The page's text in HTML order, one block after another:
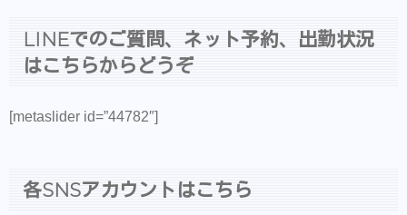
LINEでのご質問、ネット予約、出勤状況
はこちらからどうぞ
[metaslider id=”44782″]
各SNSアカウントはこちら